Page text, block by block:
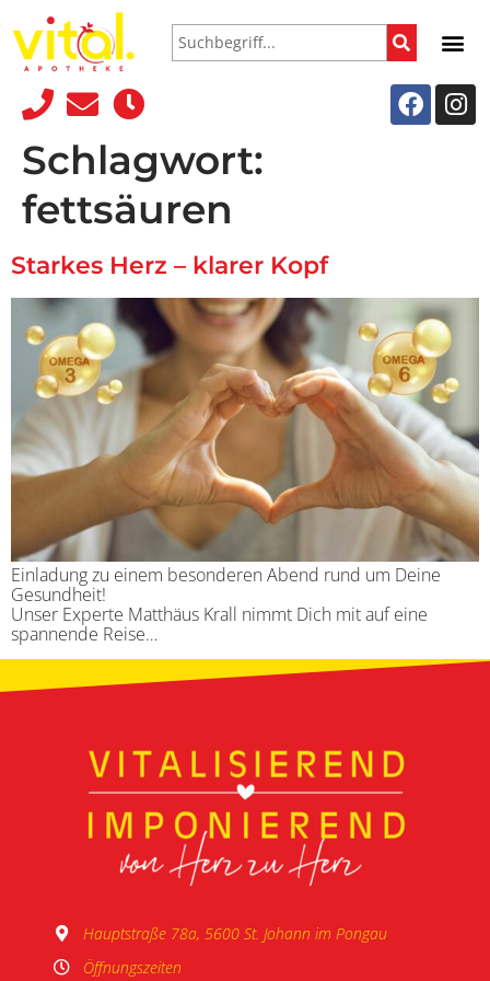
Schlagwort:
fettsäuren
Starkes Herz – klarer Kopf
Einladung zu einem besonderen Abend rund um Deine
Gesundheit!
Unser Experte Matthäus Krall nimmt Dich mit auf eine
spannende Reise…
Hauptstraße 78a, 5600 St. Johann im Pongau
Öffnungszeiten